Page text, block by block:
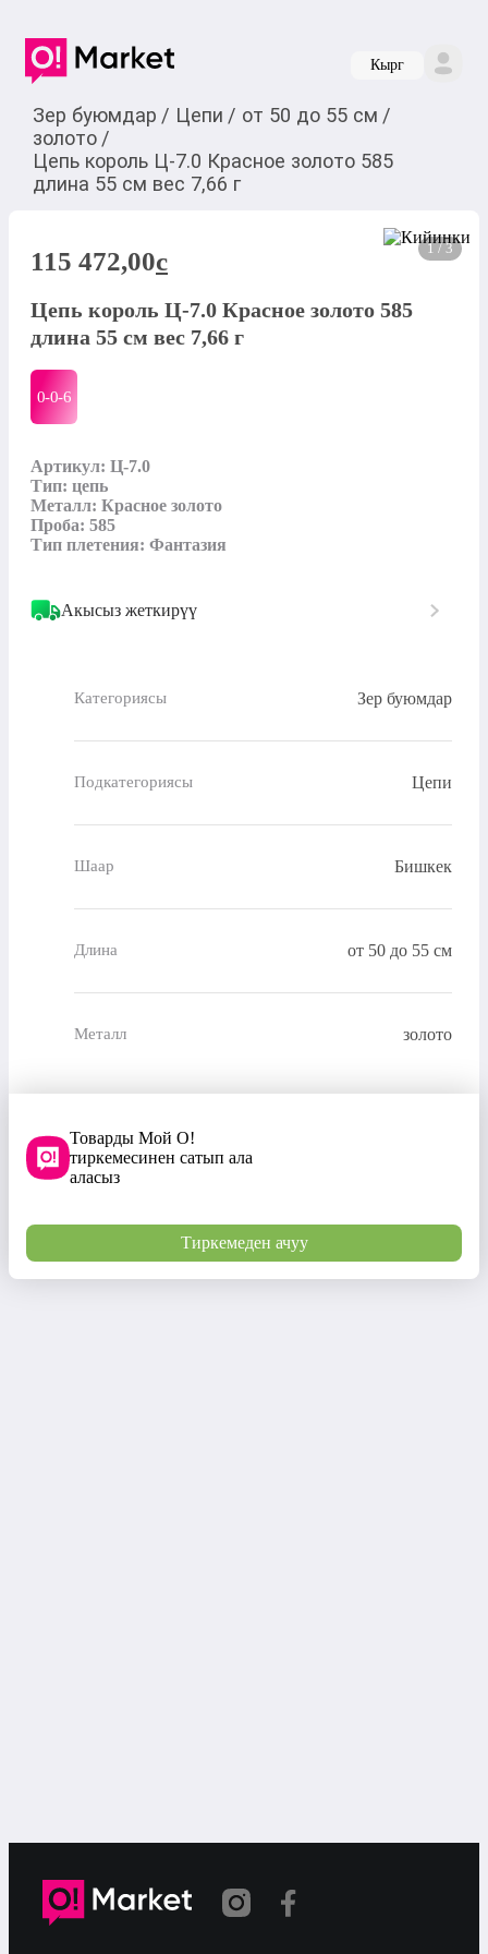
Кырг
Зер буюмдар / Цепи / от 50 до 55 см /
золото /
Цепь король Ц-7.0 Красное золото 585
длина 55 см вес 7,66 г
1 / 3
115 472,00c
Цепь король Ц-7.0 Красное золото 585
длина 55 см вес 7,66 г
0-0-6
Артикул: Ц-7.0
Тип: цепь
Металл: Красное золото
Проба: 585
Тип плетения: Фантазия
Акысыз жеткирүү
Категориясы Зер буюмдар
Подкатегориясы Цепи
Шаар Бишкек
Длина от 50 до 55 см
Металл золото
Товарды Мой О!
тиркемесинен сатып ала
аласыз
Тиркемеден ачуу